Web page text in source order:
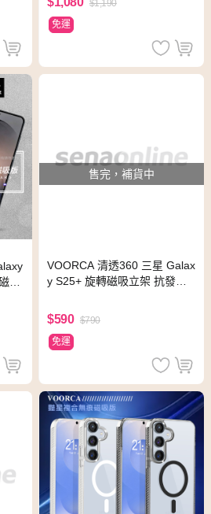
$1,190
免運
吸
售完，補貨中
VOORCA 清透360 三星 Galax
y S25+ 旋轉磁吸立架 抗發黃
$590 $790
免運